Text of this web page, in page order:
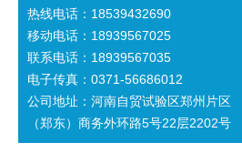
热线电话：18539432690
移动电话：18939567025
联系电话：18939567035
电子传真：0371-56686012
公司地址：河南自贸试验区郑州片区
（郑东）商务外环路5号22层2202号